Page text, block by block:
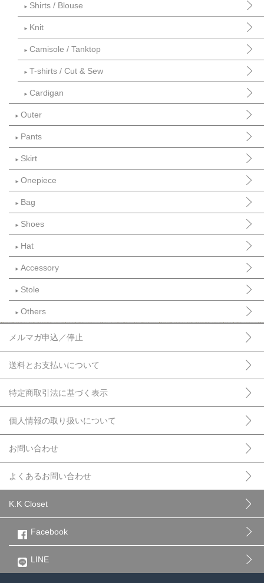
► Shirts / Blouse
► Knit
► Camisole / Tanktop
► T-shirts / Cut & Sew
► Cardigan
► Outer
► Pants
► Skirt
► Onepiece
► Bag
► Shoes
► Hat
► Accessory
► Stole
► Others
メルマガ申込／停止
送料とお支払いについて
特定商取引法に基づく表示
個人情報の取り扱いについて
お問い合わせ
よくあるお問い合わせ
K.K Closet
Facebook
LINE